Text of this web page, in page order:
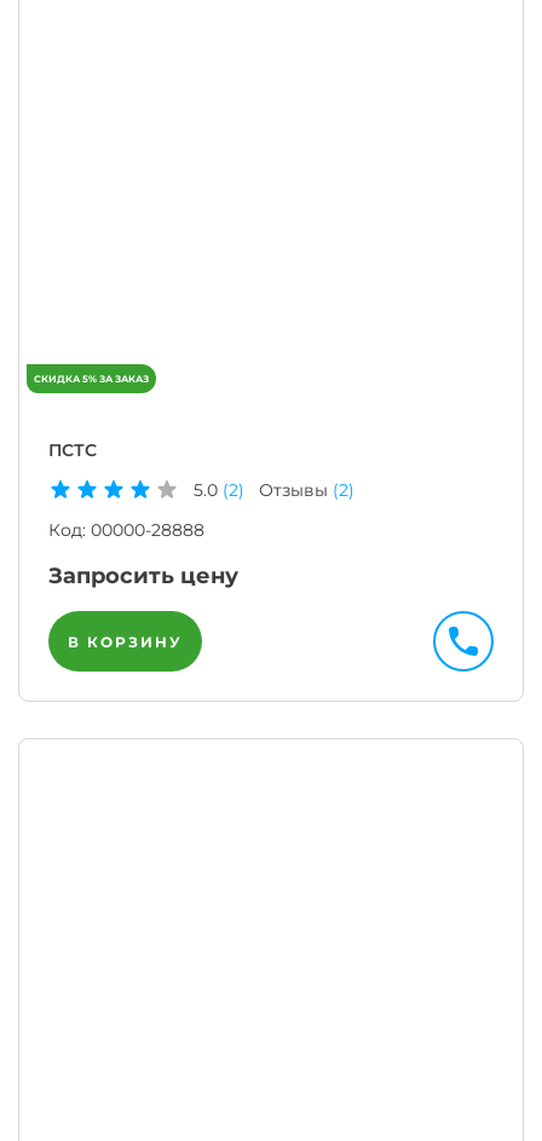
ПСТС
5.0 (2) Отзывы (2)
Код: 00000-28888
Запросить цену
В КОРЗИНУ